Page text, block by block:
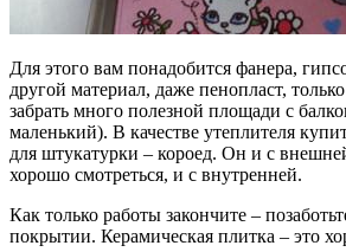
Для этого вам понадобится фанера,
другой материал, даже пенопласт,
забрать много полезной площади с
маленький). В качестве утеплителя
для штукатурки – короед. Он и с
хорошо смотреться, и с внутренней.
Как только работы закончите –
покрытии. Керамическая плитка – это